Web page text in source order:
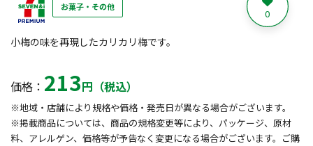
お菓子・その他 0
小梅の味を再現したカリカリ梅です。
価格： 213円（税込）
※地域・店舗により規格や価格・発売日が異なる場合がございます。
※掲載商品については、商品の規格変更等により、パッケージ、原材
料、アレルゲン、価格等が予告なく変更になる場合がございます。ご購